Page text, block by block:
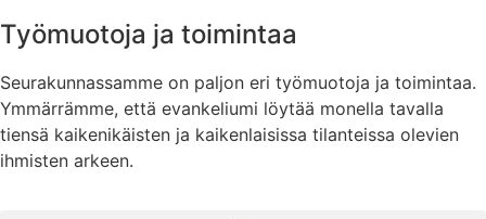
Työmuotoja ja toimintaa
Seurakunnassamme on paljon eri työmuotoja ja toimintaa.
Ymmärrämme, että evankeliumi löytää monella tavalla
tiensä kaikenikäisten ja kaikenlaisissa tilanteissa olevien
ihmisten arkeen.